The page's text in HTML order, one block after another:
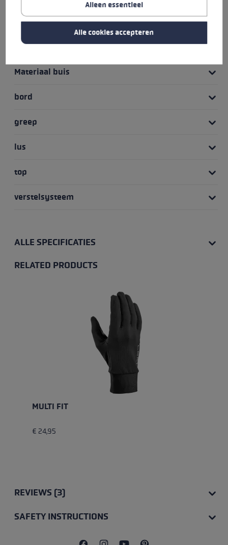
HIGHLIGHTS
Grip - lus/handschoen systeem
Materiaal buis
bord
greep
lus
top
verstelsysteem
ALLE SPECIFICATIES
RELATED PRODUCTS
MULTI FIT
€ 24,95
REVIEWS (3)
SAFETY INSTRUCTIONS
Alleen essentieel
Alle cookies accepteren